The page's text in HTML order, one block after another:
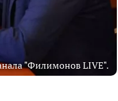
"Филимонов LIVE".